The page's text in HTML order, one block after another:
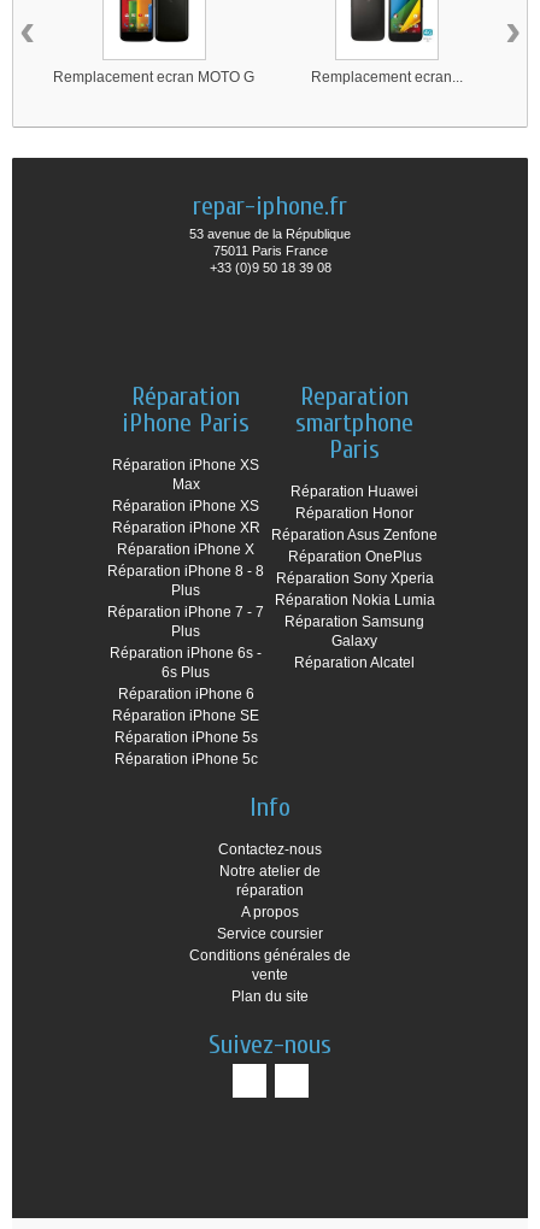
Remplacement ecran MOTO G Remplacement ecran...
‹ ›
repar-iphone.fr
53 avenue de la République
75011 Paris France
+33 (0)9 50 18 39 08
Réparation
iPhone Paris
Réparation iPhone XS
Max
Réparation iPhone XS
Réparation iPhone XR
Réparation iPhone X
Réparation iPhone 8 - 8
Plus
Réparation iPhone 7 - 7
Plus
Réparation iPhone 6s -
6s Plus
Réparation iPhone 6
Réparation iPhone SE
Réparation iPhone 5s
Réparation iPhone 5c
Reparation
smartphone
Paris
Réparation Huawei
Réparation Honor
Réparation Asus Zenfone
Réparation OnePlus
Réparation Sony Xperia
Réparation Nokia Lumia
Réparation Samsung
Galaxy
Réparation Alcatel
Info
Contactez-nous
Notre atelier de
réparation
A propos
Service coursier
Conditions générales de
vente
Plan du site
Suivez-nous